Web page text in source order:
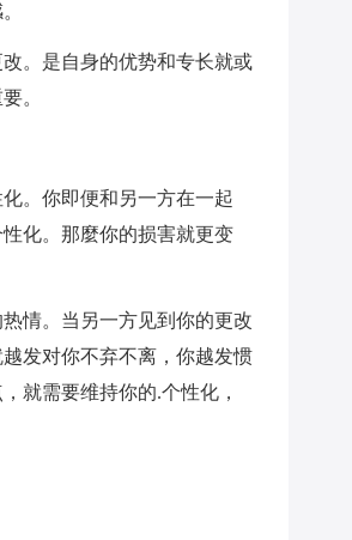
。是自身的优势和专长就或
。
。你即便和另一方在一起
化。那麼你的损害就更变
情。当另一方见到你的更改
发对你不弃不离，你越发惯
就需要维持你的.个性化，